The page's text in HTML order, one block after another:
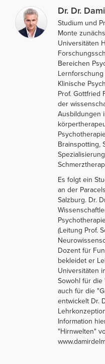
Dr. Dr.
Studium und
Monte
Universitäten
Bereichen
Klinische
Prof. Gottfried
der
Ausbildungen
Brainspotting,
Es folgt ein
an der
Salzburg. Dr.
(Leitung Prof.
Dozent für
bekleidet er
Universitäten
Sowohl für die
auch für die
entwickelt Dr.
Information
"Hirnwelten"